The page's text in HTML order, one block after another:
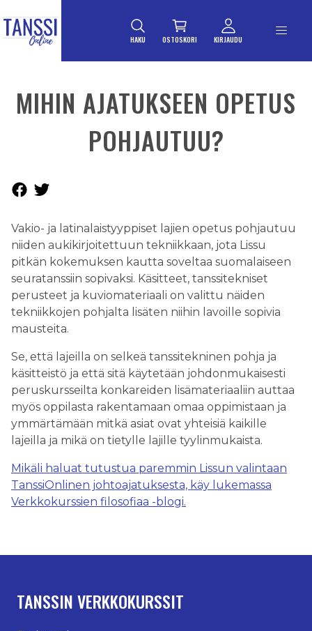
HAKU OSTOSKORI KIRJAUDU
MIHIN AJATUKSEEN OPETUS
POHJAUTUU?
Vakio- ja latinalaistyyppiset lajien opetus pohjautuu
niiden aukikirjoitettuun tekniikkaan, jota Lissu
pitkän kokemuksen kautta soveltaa suomalaiseen
seuratanssiin sopivaksi. Käsitteet, tanssitekniset
perusteet ja kuviomateriaali on valittu näiden
tekniikkojen pohjalta lisäten niihin lavoille sopivia
mausteita.
Se, että lajeilla on selkeä tanssitekninen pohja ja
käsitteistö ja että sitä käytetään johdonmukaisesti
peruskursseilta konkareiden lisämateriaaliin auttaa
myös oppilasta rakentamaan omaa oppimistaan ja
ymmärtämään mitkä asiat ovat yhteisiä kaikille
lajeilla ja mikä on tietylle lajille tyylinmukaista.
Mikäli haluat tutustua paremmin Lissun valintaan
TanssiOnlinen johtoajatuksesta, käy lukemassa
Verkkokurssien filosofiaa -blogi.
TANSSIN VERKKOKURSSIT